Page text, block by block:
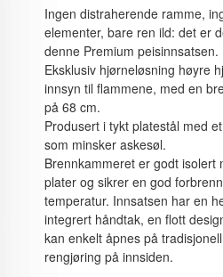
Ingen distraherende ramme,
elementer, bare ren ild: det er
denne Premium peisinnsatsen.
Eksklusiv hjørneløsning høyre
innsyn til flammene, med en
på 68 cm.
Produsert i tykt platestål med
som minsker askesøl.
Brennkammeret er godt isolert
plater og sikrer en god
temperatur. Innsatsen har en
integrert håndtak, en flott
kan enkelt åpnes på
rengjøring på innsiden.